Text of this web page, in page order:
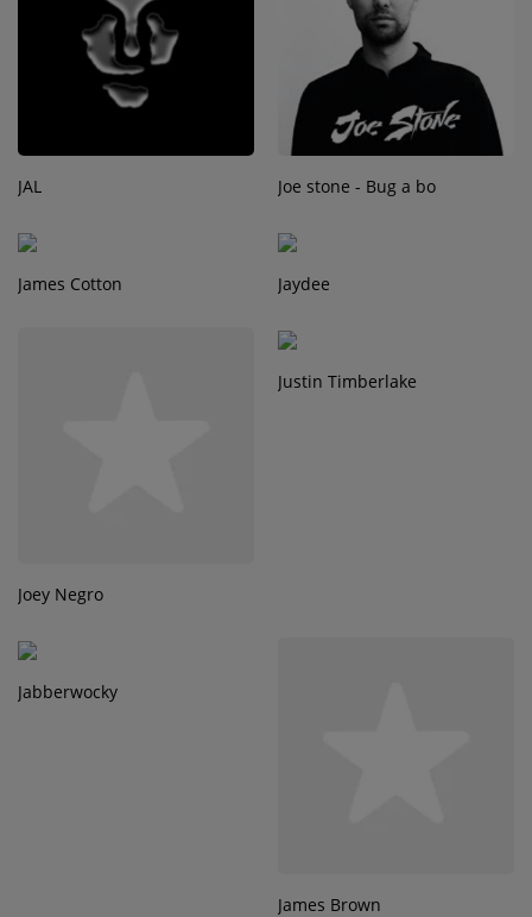
Contact
Régie Publicitaire
JAL Joe stone - Bug a bo
James Cotton Jaydee
Joey Negro
Justin Timberlake
Jabberwocky
James Brown